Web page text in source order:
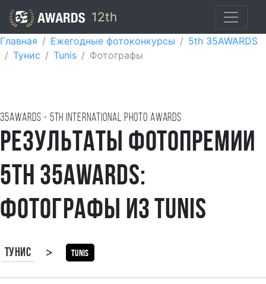
12th
Главная Ежегодные фотоконкурсы
5th 35AWARDS
Тунис
Tunis Фотографы
35AWARDS - 5TH international photo awards
Результаты фотопремии
5th 35AWARDS:
фотографы из Tunis
Тунис > Tunis